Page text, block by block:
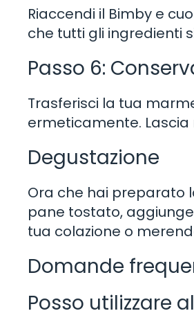
Riaccendi il Bimby e
che tutti gli ingredienti
Passo 6:
Trasferisci la tua
ermeticamente.
Degustazione
Ora che hai preparato
pane tostato,
tua colazione o
Domande
Posso utilizzare